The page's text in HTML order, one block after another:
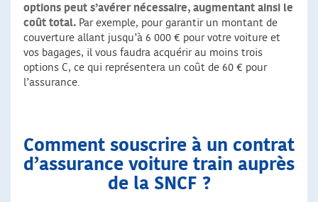
options peut s’avérer nécessaire, augmentant ainsi le
coût total. Par exemple, pour garantir un montant de
couverture allant jusqu’à 6 000 € pour votre voiture et
vos bagages, il vous faudra acquérir au moins trois
options C, ce qui représentera un coût de 60 € pour
l’assurance.
Comment souscrire à un contrat
d’assurance voiture train auprès
de la SNCF ?